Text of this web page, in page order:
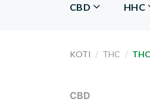
CBD HHC
KOTI / THC /
CBD